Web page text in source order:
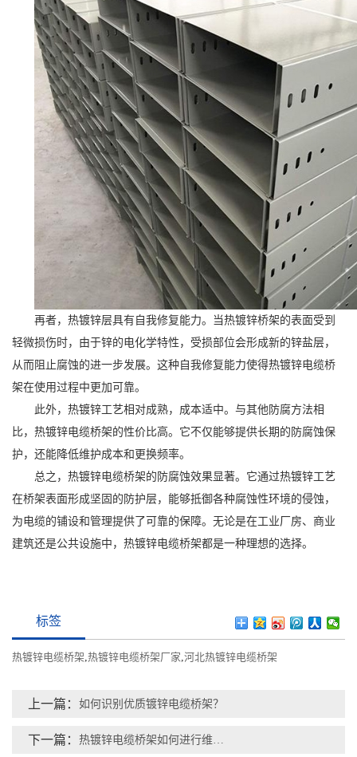
再者，热镀锌层具有自我修复能力。当热镀锌桥架的表面受到
轻微损伤时，由于锌的电化学特性，受损部位会形成新的锌盐层，
从而阻止腐蚀的进一步发展。这种自我修复能力使得热镀锌电缆桥
架在使用过程中更加可靠。
此外，热镀锌工艺相对成熟，成本适中。与其他防腐方法相
比，热镀锌电缆桥架的性价比高。它不仅能够提供长期的防腐蚀保
护，还能降低维护成本和更换频率。
总之，热镀锌电缆桥架的防腐蚀效果显著。它通过热镀锌工艺
在桥架表面形成坚固的防护层，能够抵御各种腐蚀性环境的侵蚀，
为电缆的铺设和管理提供了可靠的保障。无论是在工业厂房、商业
建筑还是公共设施中，热镀锌电缆桥架都是一种理想的选择。
标签
热镀锌电缆桥架 热镀锌电缆桥架厂家 河北热镀锌电缆桥架
上一篇： 如何识别优质镀锌电缆桥架？
下一篇：